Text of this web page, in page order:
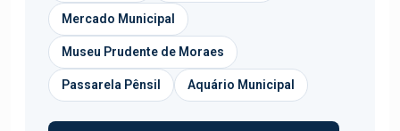
Mercado Municipal
Museu Prudente de Moraes
Passarela Pênsil Aquário Municipal